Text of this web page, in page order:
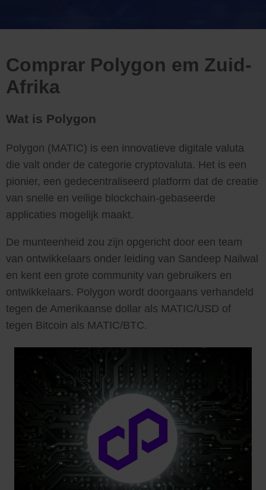
Comprar Polygon em Zuid-
Afrika
Wat is Polygon
Polygon (MATIC) is een innovatieve digitale valuta
die valt onder de categorie cryptovaluta. Het is een
pionier, een gedecentraliseerd platform dat de creatie
van snelle en veilige blockchain-gebaseerde
applicaties mogelijk maakt.
De munteenheid zou zijn opgericht door een team
van ontwikkelaars onder leiding van Sandeep Nailwal
en kent een grote community van gebruikers en
ontwikkelaars. Polygon wordt doorgaans verhandeld
tegen de Amerikaanse dollar als MATIC/USD of
tegen Bitcoin als MATIC/BTC.